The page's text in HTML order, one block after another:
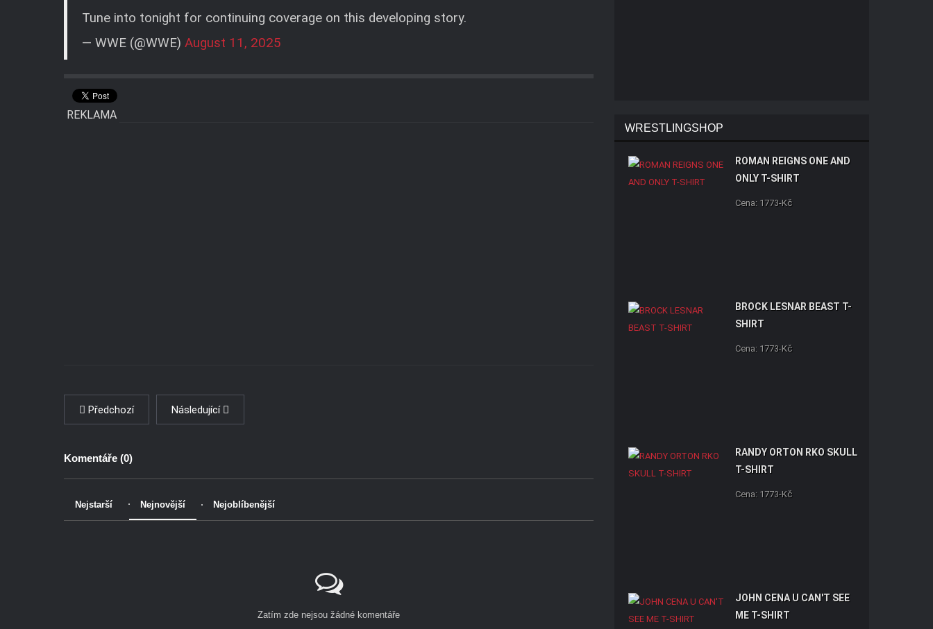
Tune into tonight for continuing coverage on this developing story.
— WWE (@WWE) August 11, 2025
REKLAMA
Předchozí Následující
Komentáře (0)
Nejstarší Nejnovější Nejoblíbenější
Zatím zde nejsou žádné komentáře
WRESTLINGSHOP
ROMAN REIGNS ONE AND
ONLY T-SHIRT
Cena: 1773-Kč
BROCK LESNAR BEAST T-
SHIRT
Cena: 1773-Kč
RANDY ORTON RKO SKULL
T-SHIRT
Cena: 1773-Kč
JOHN CENA U CAN'T SEE
ME T-SHIRT